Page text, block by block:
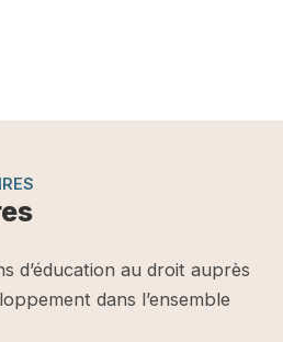
d’éducation au droit auprès
dans l’ensemble